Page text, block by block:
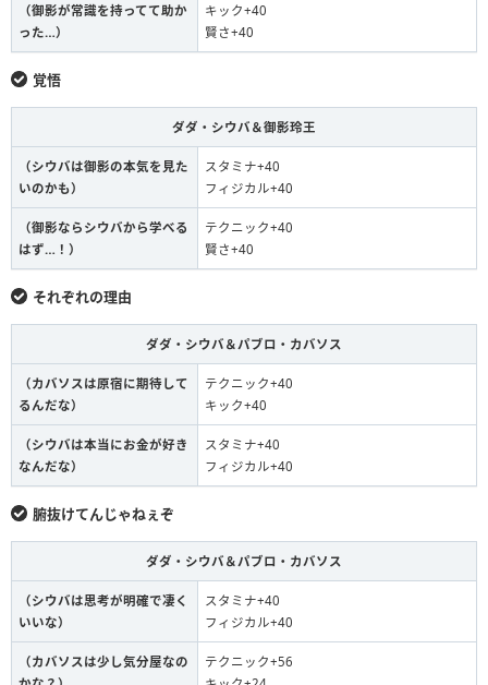
（御影が常識を持ってて助か
った…）
キック+40
賢さ+40
覚悟
ダダ・シウバ＆御影玲王
（シウバは御影の本気を見た
いのかも）
スタミナ+40
フィジカル+40
（御影ならシウバから学べる
はず…！）
テクニック+40
賢さ+40
それぞれの理由
ダダ・シウバ＆パブロ・カバソス
（カバソスは原宿に期待して
るんだな）
テクニック+40
キック+40
（シウバは本当にお金が好き
なんだな）
スタミナ+40
フィジカル+40
腑抜けてんじゃねぇぞ
ダダ・シウバ＆パブロ・カバソス
（シウバは思考が明確で凄く
いいな）
スタミナ+40
フィジカル+40
（カバソスは少し気分屋なの
テクニック+56